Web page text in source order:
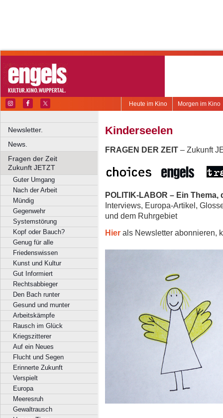
Morgen im Kino
Heute im Kino
Newsletter.
News.
Fragen der Zeit
Zukunft JETZT
Guter Umgang
Nach der Arbeit
Mündig
Gegenwehr
Systemstörung
Kopf oder Bauch?
Genug für alle
Friedenswissen
Kunst und Kultur
Gut Informiert
Rechtsabbieger
Den Bach runter
Gesund und munter
Arbeitskämpfe
Rausch im Glück
Kriegszitterer
Auf ein Neues
Flucht und Segen
Erinnerte Zukunft
Verspielt
Europa
Meeresruh
Gewaltrausch
Kinderseelen
FRAGEN DER ZEIT – Zukunft
POLITIK-LABOR – Ein
Interviews, Europa-Artikel,
und dem Ruhrgebiet
Hier als Newsletter abonnieren,